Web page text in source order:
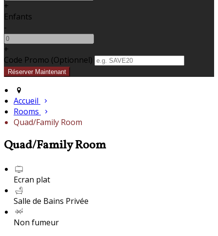
+
Enfants
-
+
Code Promo (Optionnel)
Accueil
Rooms
Quad/Family Room
Quad/Family Room
Ecran plat
Salle de Bains Privée
Non fumeur